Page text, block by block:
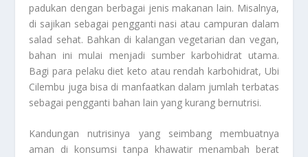
padukan dengan berbagai jenis makanan lain. Misalnya,
di sajikan sebagai pengganti nasi atau campuran dalam
salad sehat. Bahkan di kalangan vegetarian dan vegan,
bahan ini mulai menjadi sumber karbohidrat utama.
Bagi para pelaku diet keto atau rendah karbohidrat, Ubi
Cilembu juga bisa di manfaatkan dalam jumlah terbatas
sebagai pengganti bahan lain yang kurang bernutrisi.
Kandungan nutrisinya yang seimbang membuatnya
aman di konsumsi tanpa khawatir menambah berat